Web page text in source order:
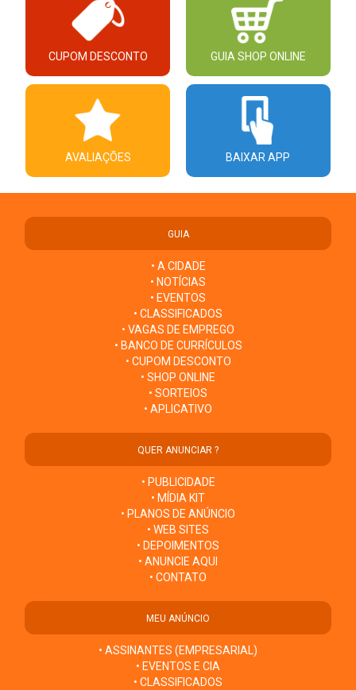
CUPOM DESCONTO GUIA SHOP ONLINE
AVALIAÇÕES BAIXAR APP
GUIA
• A CIDADE
• NOTÍCIAS
• EVENTOS
• CLASSIFICADOS
• VAGAS DE EMPREGO
• BANCO DE CURRÍCULOS
• CUPOM DESCONTO
• SHOP ONLINE
• SORTEIOS
• APLICATIVO
QUER ANUNCIAR ?
• PUBLICIDADE
• MÍDIA KIT
• PLANOS DE ANÚNCIO
• WEB SITES
• DEPOIMENTOS
• ANUNCIE AQUI
• CONTATO
MEU ANÚNCIO
• ASSINANTES (EMPRESARIAL)
• EVENTOS E CIA
• CLASSIFICADOS